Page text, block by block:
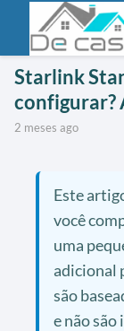
Starlink
configurar?
2 meses ago
Este
você
uma
adicional
são
e não